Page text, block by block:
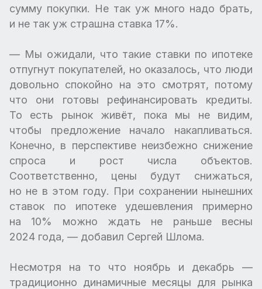
сумму покупки. Не так уж много надо брать,
и не так уж страшна ставка 17%.
— Мы ожидали, что такие ставки по ипотеке
отпугнут покупателей, но оказалось, что люди
довольно спокойно на это смотрят, потому
что они готовы рефинансировать кредиты.
То есть рынок живёт, пока мы не видим,
чтобы предложение начало накапливаться.
Конечно, в перспективе неизбежно снижение
спроса и рост числа объектов.
Соответственно, цены будут снижаться,
но не в этом году. При сохранении нынешних
ставок по ипотеке удешевления примерно
на 10% можно ждать не раньше весны
2024 года, — добавил Сергей Шлома.
Несмотря на то что ноябрь и декабрь —
традиционно динамичные месяцы для рынка